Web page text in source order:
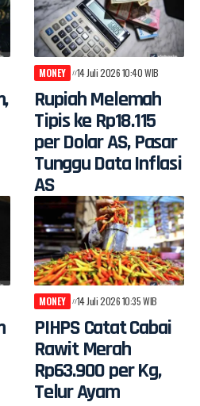
MONEY 14 Juli 2026 10:40 WIB
Rupiah Melemah
Tipis ke Rp18.115
per Dolar AS, Pasar
Tunggu Data Inflasi
AS
MONEY 14 Juli 2026 10:35 WIB
PIHPS Catat Cabai
Rawit Merah
Rp63.900 per Kg,
Telur Ayam